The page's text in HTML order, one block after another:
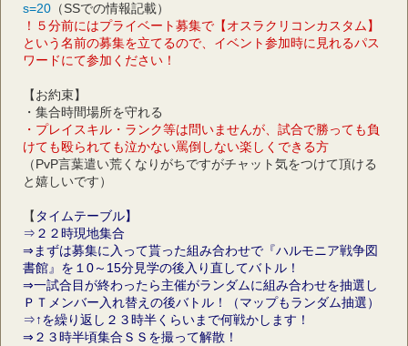
s=20（SSでの情報記載）
！５分前にはプライベート募集で【オスラクリコンカスタム】
という名前の募集を立てるので、イベント参加時に見れるパス
ワードにて参加ください！
【お約束】
・集合時間場所を守れる
・プレイスキル・ランク等は問いませんが、試合で勝っても負
けても殴られても泣かない罵倒しない楽しくできる方
（PvP言葉遣い荒くなりがちですがチャット気をつけて頂ける
と嬉しいです）
【 タイムテーブル】
⇒２２時現地集合
⇒まずは募集に入って貰った組み合わせで『ハルモニア戦争図
書館』を１0～15分見学の後入り直してバトル！
⇒一試合目が終わったら主催がランダムに組み合わせを抽選し
ＰＴメンバー入れ替えの後バトル！（マップもランダム抽選）
⇒↑を繰り返し２３時半くらいまで何戦かします！
⇒２３時半頃集合ＳＳを撮って解散！